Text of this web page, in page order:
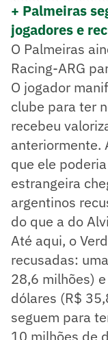
+ Palmeiras
jogadores e
O Palmeiras
Racing-ARG
O jogador
clube para ter
recebeu
anteriormente.
que ele
estrangeira
argentinos
do que a do
Até aqui, o
recusadas:
28,6 milhões)
dólares (R$
seguem para
10 milhões de